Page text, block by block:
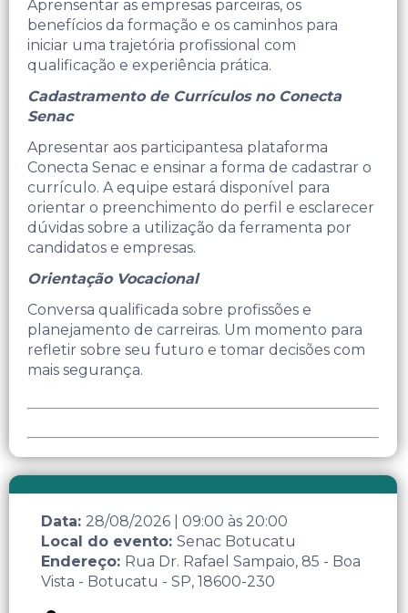
Aprensentar as empresas parceiras, os
benefícios da formação e os caminhos para
iniciar uma trajetória profissional com
qualificação e experiência prática.
Cadastramento de Currículos no Conecta
Senac
Apresentar aos participantesa plataforma
Conecta Senac e ensinar a forma de cadastrar o
currículo. A equipe estará disponível para
orientar o preenchimento do perfil e esclarecer
dúvidas sobre a utilização da ferramenta por
candidatos e empresas.
Orientação Vocacional
Conversa qualificada sobre profissões e
planejamento de carreiras. Um momento para
refletir sobre seu futuro e tomar decisões com
mais segurança.
Data: 28/08/2026 09:00 às 20:00
Local do evento: Senac Botucatu
Endereço: Rua Dr. Rafael Sampaio, 85 - Boa
Vista - Botucatu - SP, 18600-230